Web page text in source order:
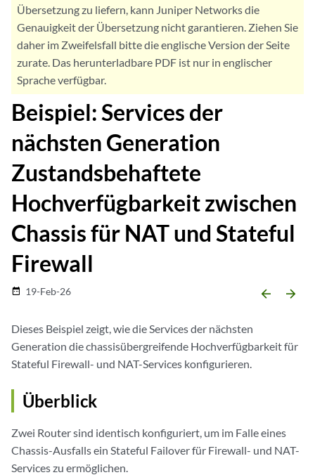
Übersetzung zu liefern, kann Juniper Networks die
Genauigkeit der Übersetzung nicht garantieren. Ziehen Sie
daher im Zweifelsfall bitte die englische Version der Seite
zurate. Das herunterladbare PDF ist nur in englischer
Sprache verfügbar.
Beispiel: Services der
nächsten Generation
Zustandsbehaftete
Hochverfügbarkeit zwischen
Chassis für NAT und Stateful
Firewall
date_range 19-Feb-26 arrow_backward arrow_forward
Dieses Beispiel zeigt, wie die Services der nächsten
Generation die chassisübergreifende Hochverfügbarkeit für
Stateful Firewall- und NAT-Services konfigurieren.
Überblick
Zwei Router sind identisch konfiguriert, um im Falle eines
Chassis-Ausfalls ein Stateful Failover für Firewall- und NAT-
Services zu ermöglichen.